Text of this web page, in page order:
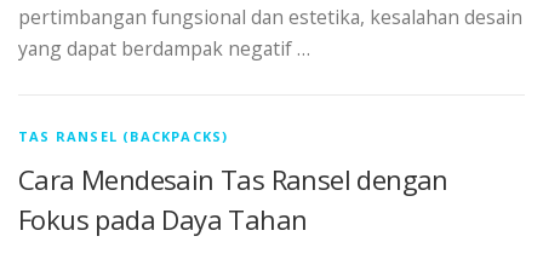
pertimbangan fungsional dan estetika, kesalahan desain
yang dapat berdampak negatif …
TAS RANSEL (BACKPACKS)
Cara Mendesain Tas Ransel dengan
Fokus pada Daya Tahan